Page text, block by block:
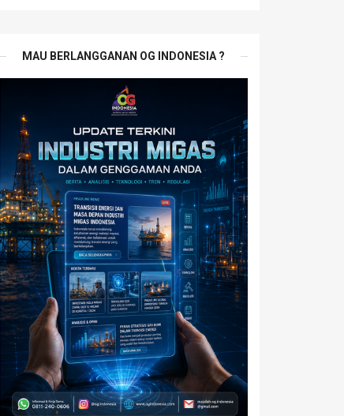
MAU BERLANGGANAN OG INDONESIA ?